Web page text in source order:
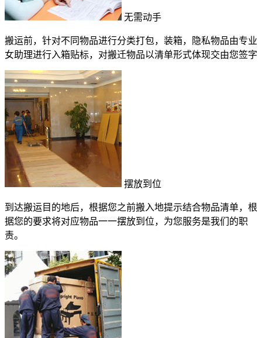
无需动手
搬运前，针对不同物品进行分类打包，装箱，隐私物品由专业
女助理进行入箱贴标，对搬迁物品以清单形式体现交由您签字
摆放到位
到达搬运目的地后，根据您之前搬入地提示结合物品清单，根
据您的要求将对应物品一一摆放到位，为您服务是我们的职
责。